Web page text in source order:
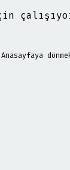
Anasayfaya